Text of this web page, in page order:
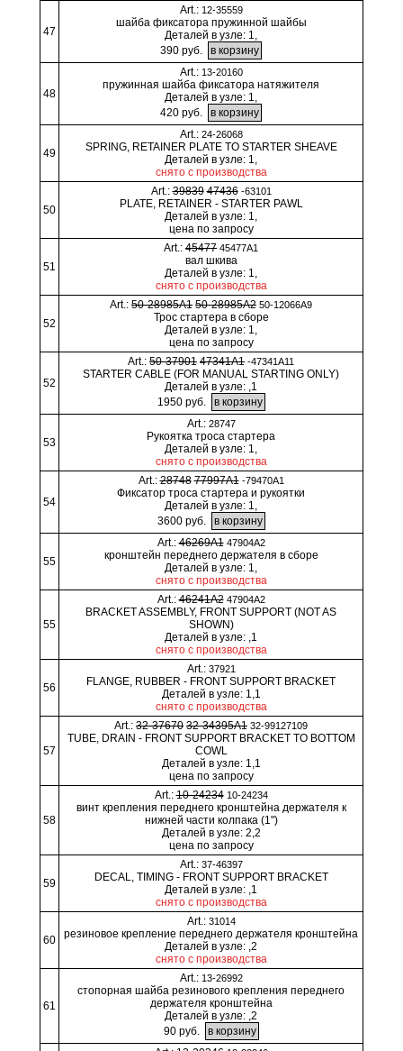
47
Art.: 12-35559
шайба фиксатора пружинной шайбы
Деталей в узле: 1,
390 руб.
48
Art.: 13-20160
пружинная шайба фиксатора натяжителя
Деталей в узле: 1,
420 руб.
49
Art.: 24-26068
SPRING, RETAINER PLATE TO STARTER SHEAVE
Деталей в узле: 1,
снято с производства
50
Art.:39839 47436 -63101
PLATE, RETAINER - STARTER PAWL
Деталей в узле: 1,
цена по запросу
51
Art.: 45477 45477A1
вал шкива
Деталей в узле: 1,
снято с производства
52
Art.: 50-28985A1 50-28985A2 50-12066A9
Трос стартера в сборе
Деталей в узле: 1,
цена по запросу
52
Art.: 50-37901 47341A1 -47341A11
STARTER CABLE (FOR MANUAL STARTING ONLY)
Деталей в узле: ,1
1950 руб.
53
Art.: 28747
Рукоятка троса стартера
Деталей в узле: 1,
снято с производства
54
Art.:28748 77997A1 -79470A1
Фиксатор троса стартера и рукоятки
Деталей в узле: 1,
3600 руб.
55
Art.:46269A1 47904A2
кронштейн переднего держателя в сборе
Деталей в узле: 1,
снято с производства
55
Art.:46241A2 47904A2
BRACKET ASSEMBLY, FRONT SUPPORT (NOT AS
SHOWN)
Деталей в узле: ,1
снято с производства
56
Art.: 37921
FLANGE, RUBBER - FRONT SUPPORT BRACKET
Деталей в узле: 1,1
снято с производства
57
Art.: 32-37670 32-34395A1 32-99127109
TUBE, DRAIN - FRONT SUPPORT BRACKET TO BOTTOM
COWL
Деталей в узле: 1,1
цена по запросу
58
Art.:10-24234 10-24234
винт крепления переднего кронштейна держателя к
нижней части колпака (1")
Деталей в узле: 2,2
цена по запросу
59
Art.: 37-46397
DECAL, TIMING - FRONT SUPPORT BRACKET
Деталей в узле: ,1
снято с производства
60
Art.: 31014
резиновое крепление переднего держателя кронштейна
Деталей в узле: ,2
снято с производства
61
Art.: 13-26992
стопорная шайба резинового крепления переднего
держателя кронштейна
Деталей в узле: ,2
90 руб.